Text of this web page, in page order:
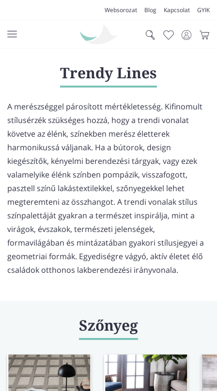
Websorozat Blog Kapcsolat GYIK
AKCIÓK
SZŐNYEG
PADLÓSZŐNYEG
LAKÁSTEXTIL
MŰFŰ
VÍZÁLLÓ PADLÓ
LAMINÁLT PADLÓ
FUTÓSZŐNYEG
LÁBTÖRLŐ
FÜRDŐSZOBA SZŐNYEG
AJÁNDÉK ÖTLETEK
Trendy Lines
A merészséggel párosított mértékletesség. Kifinomult
stílusérzék szükséges hozzá, hogy a trendi vonalat
követve az élénk, színekben merész életterek
harmonikussá váljanak. Ha a bútorok, design
kiegészítők, kényelmi berendezési tárgyak, vagy ezek
valamelyike élénk színben pompázik, visszafogott,
pasztell színű lakástextilekkel, szőnyegekkel lehet
megteremteni az összhangot. A trendi vonalak stílus
színpalettáját gyakran a természet inspirálja, mint a
virágok, évszakok, természeti jelenségek,
formavilágában és mintázatában gyakori stílusjegyei a
geometriai formák. Egyediségre vágyó, aktív életet élő
családok otthonos lakberendezési irányvonala.
Szőnyeg